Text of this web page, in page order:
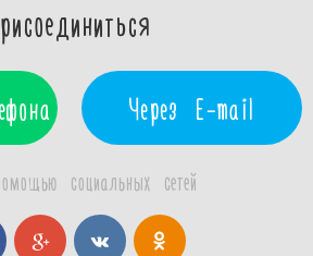
Через E-mail
социальных сетей